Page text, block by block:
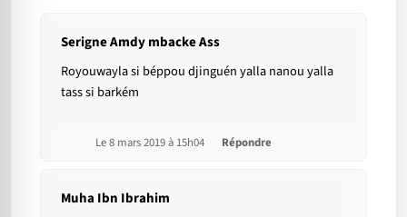
Serigne Amdy mbacke Ass
Royouwayla si béppou djinguén yalla nanou yalla
tass si barkém
Le 8 mars 2019 à 15h04 Répondre
Muha Ibn Ibrahim